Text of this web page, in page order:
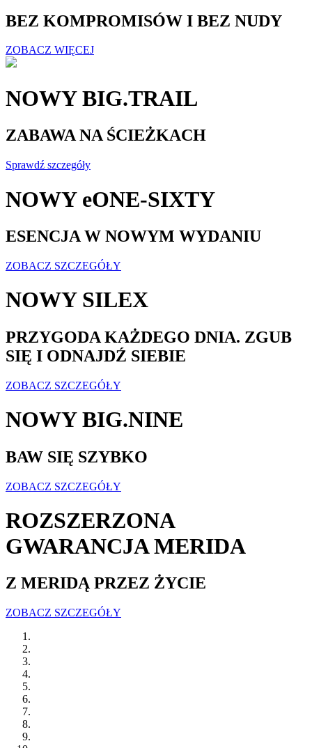
BEZ KOMPROMISÓW I BEZ NUDY
ZOBACZ WIĘCEJ
NOWY BIG.TRAIL
ZABAWA NA ŚCIEŻKACH
Sprawdź szczegóły
NOWY eONE-SIXTY
ESENCJA W NOWYM WYDANIU
ZOBACZ SZCZEGÓŁY
NOWY SILEX
PRZYGODA KAŻDEGO DNIA. ZGUB
SIĘ I ODNAJDŹ SIEBIE
ZOBACZ SZCZEGÓŁY
NOWY BIG.NINE
BAW SIĘ SZYBKO
ZOBACZ SZCZEGÓŁY
ROZSZERZONA
GWARANCJA MERIDA
Z MERIDĄ PRZEZ ŻYCIE
ZOBACZ SZCZEGÓŁY